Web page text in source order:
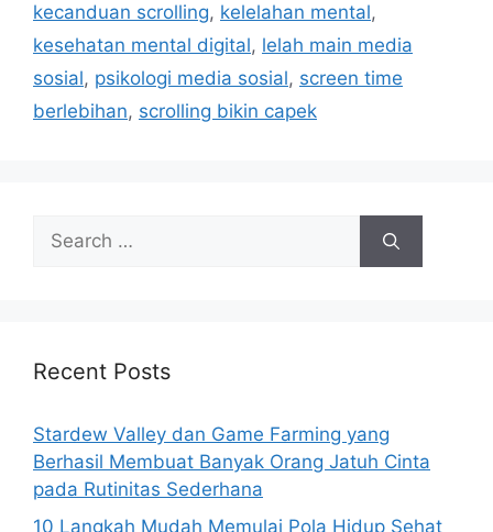
kecanduan scrolling, kelelahan mental,
kesehatan mental digital, lelah main media
sosial, psikologi media sosial, screen time
berlebihan, scrolling bikin capek
Search
for:
Recent Posts
Stardew Valley dan Game Farming yang
Berhasil Membuat Banyak Orang Jatuh Cinta
pada Rutinitas Sederhana
10 Langkah Mudah Memulai Pola Hidup Sehat